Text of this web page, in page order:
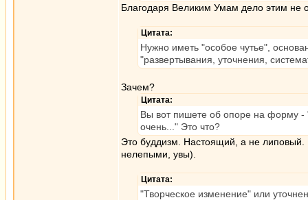
Благодаря Великим Умам дело этим не
Цитата:
Нужно иметь "особое чутье",
"развертывания, уточнения,
Зачем?
Цитата:
Вы вот пишете об опоре на форму -
очень..." Это что?
Это буддизм. Настоящий, а не
нелепыми, увы).
Цитата:
"Творческое изменение" или